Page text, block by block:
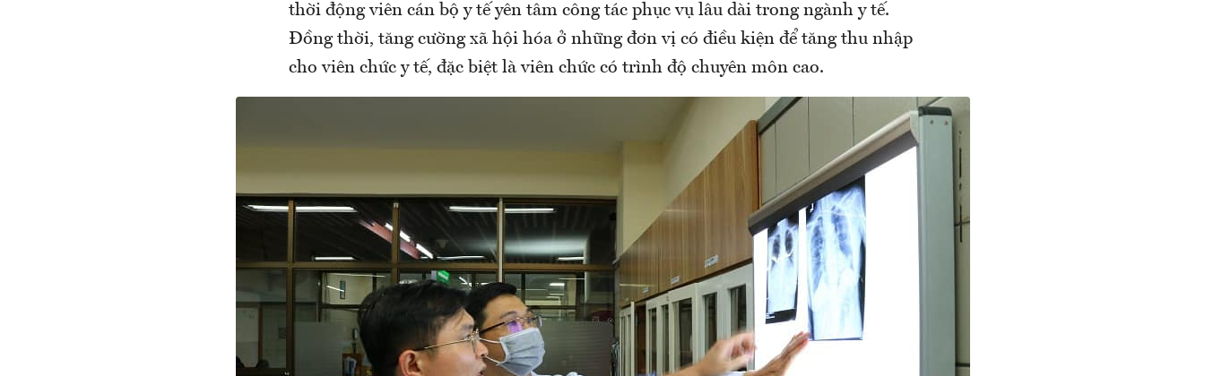
thời động viên cán bộ y tế yên tâm công tác phục vụ lâu dài trong ngành y tế.
Đồng thời, tăng cường xã hội hóa ở những đơn vị có điều kiện để tăng thu nhập
cho viên chức y tế, đặc biệt là viên chức có trình độ chuyên môn cao.